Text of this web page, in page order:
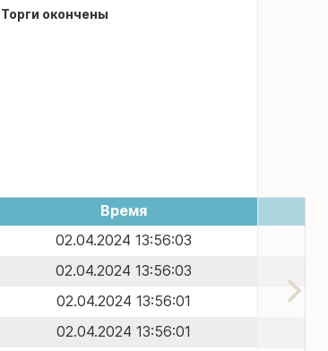
Торги окончены
Время
02.04.2024 13:56:03
02.04.2024 13:56:03
02.04.2024 13:56:01
02.04.2024 13:56:01